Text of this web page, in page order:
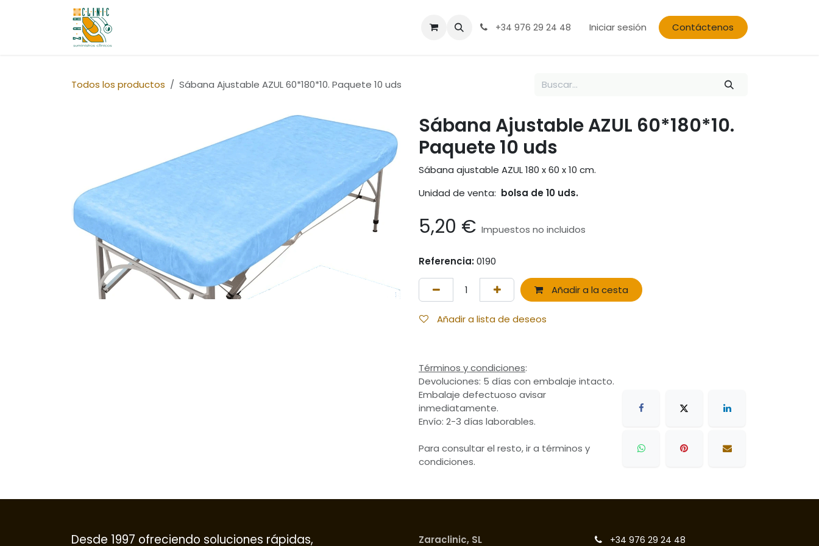
+34 976 29 24 48 Iniciar sesión Contáctenos
Todos los productos Sábana Ajustable AZUL 60*180*10. Paquete 10 uds
Sábana Ajustable AZUL 60*180*10.
Paquete 10 uds
Sábana ajustable AZUL 180 x 60 x 10 cm.
Unidad de venta: bolsa de 10 uds.
5,20 € Impuestos no incluidos
Referencia:0190
Añadir a la cesta
Añadir a lista de deseos
Términos y condiciones:
Devoluciones: 5 días con embalaje intacto.
Embalaje defectuoso avisar
inmediatamente.
Envío: 2-3 días laborables.
Para consultar el resto, ir a términos y
condiciones.
Desde 1997 ofreciendo soluciones rápidas,
Zaraclinic, SL +34 976 29 24 48